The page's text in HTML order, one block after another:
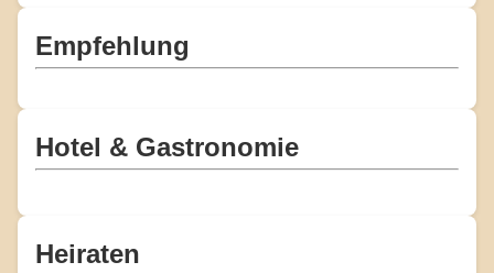
Empfehlung
Hotel & Gastronomie
Heiraten